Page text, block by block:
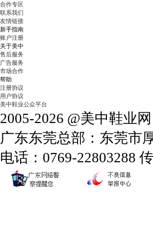
合作专区
联系我们
友情链接
新手指南
账户注册
关于美中
售后服务
广告服务
市场合作
帮助
注册协议
用户协议
美中鞋业公众平台
2005-2026 @美中鞋业
广东东莞总部：东莞市
电话：0769-22803288